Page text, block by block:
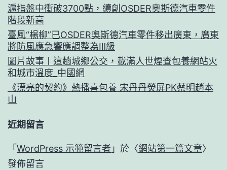
滬指盤中衝破3700點，續創OSDER奧斯德汽車零件
階段新高
臺風“楊柳”已OSDER奧斯德汽車零件移出廣東，廣東
將防風應急響應調整為Ⅲ級
圖片故事丨這趟城鄉公交，載滿人世煙查包養網站火
和城市溫度_中國網
《漂亮的契約》熱播喜包養 宋丹丹熒屏PK蔡明趙本
山
近期留言
「 WordPress 示範留言者 」於〈網站第一篇文章〉
發佈留言